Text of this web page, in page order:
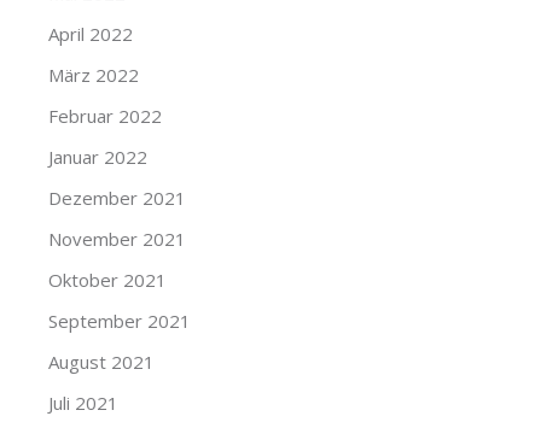
April 2022
März 2022
Februar 2022
Januar 2022
Dezember 2021
November 2021
Oktober 2021
September 2021
August 2021
Juli 2021